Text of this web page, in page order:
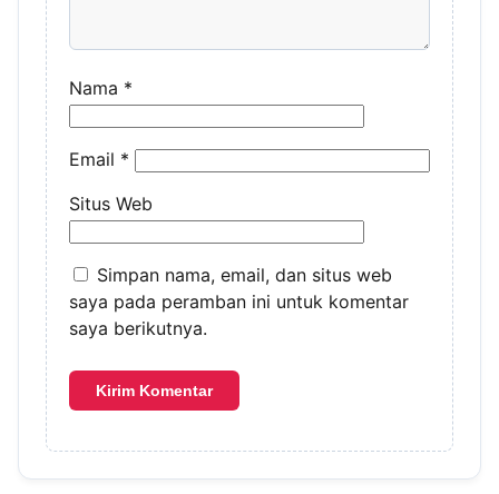
Nama *
Email *
Situs Web
Simpan nama, email, dan situs web
saya pada peramban ini untuk komentar
saya berikutnya.